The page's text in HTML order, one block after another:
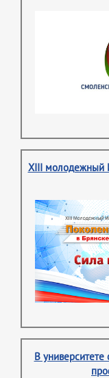
XIII молодежный
В университете